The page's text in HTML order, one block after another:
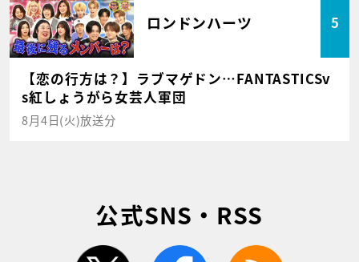
ロンドンハーツ 5
【恋の行方は？】ラブマゲドン…FANTASTICSv
s紅しょうがら女芸人軍団
8月4日(火)放送分
公式SNS・RSS
twitter facebook